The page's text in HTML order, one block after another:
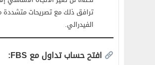
ترافق ذلك مع تصريحات متشددة
الفيدرالي.
افتح حساب تداول مع FBS: